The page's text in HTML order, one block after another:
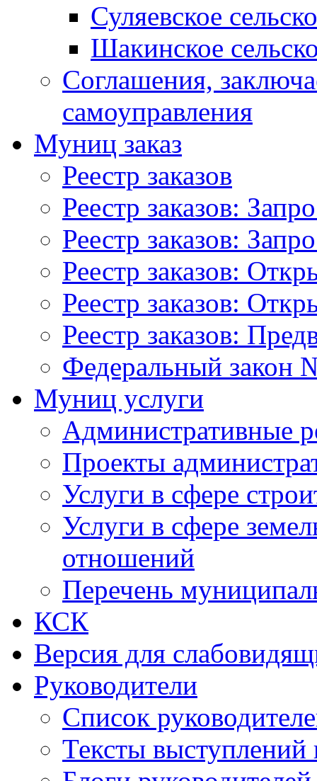
Суляевское
Шакинское
Соглашения,
самоуправления
Муниц заказ
Реестр заказов
Реестр заказов:
Реестр заказов:
Реестр заказов:
Реестр заказов:
Реестр заказов:
Федеральный закон
Муниц услуги
Административные
Проекты
Услуги в сфере
Услуги в сфере
отношений
Перечень
КСК
Версия для
Руководители
Список
Тексты выступлений